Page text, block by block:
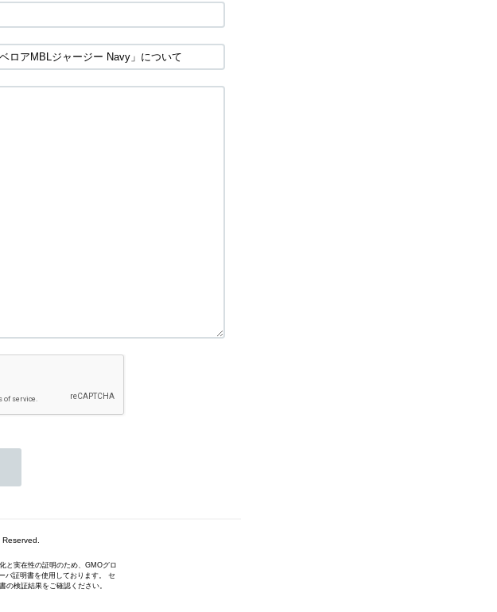
と実在性の証明のため、GMOグロ
バ証明書を使用しております。 セ
の検証結果をご確認ください。